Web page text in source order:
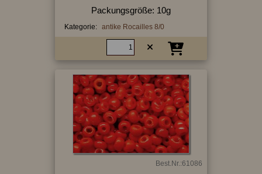
Packungsgröße: 10g
Kategorie: antike Rocailles 8/0
Best.Nr.:61086